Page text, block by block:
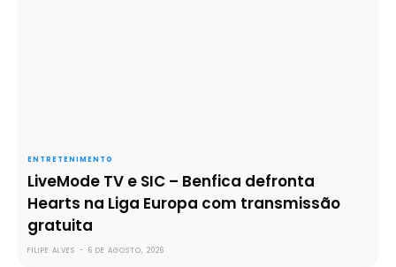
ENTRETENIMENTO
LiveMode TV e SIC – Benfica defronta
Hearts na Liga Europa com transmissão
gratuita
FILIPE ALVES - 6 DE AGOSTO, 2026